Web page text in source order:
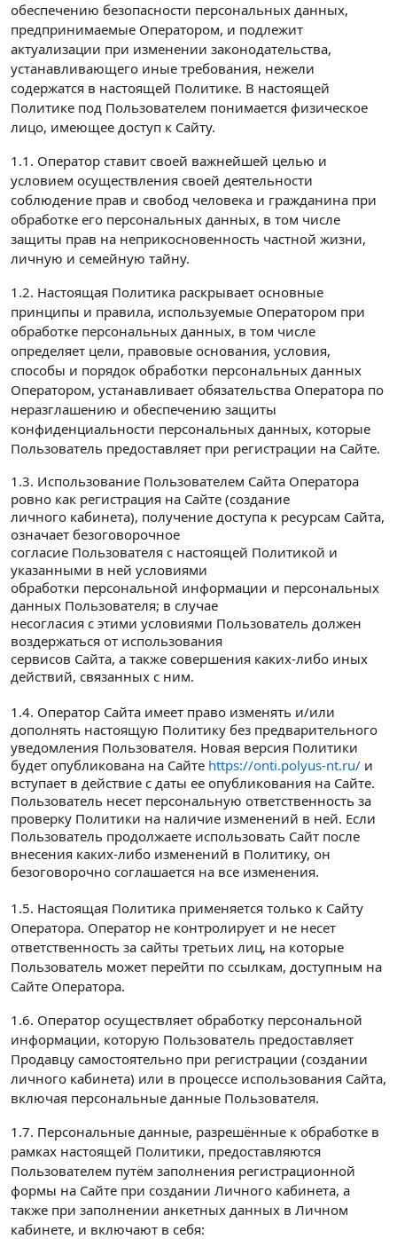
обеспечению безопасности персональных данных,
предпринимаемые Оператором, и подлежит
актуализации при изменении законодательства,
устанавливающего иные требования, нежели
содержатся в настоящей Политике. В настоящей
Политике под Пользователем понимается физическое
лицо, имеющее доступ к Сайту.
1.1. Оператор ставит своей важнейшей целью и
условием осуществления своей деятельности
соблюдение прав и свобод человека и гражданина при
обработке его персональных данных, в том числе
защиты прав на неприкосновенность частной жизни,
личную и семейную тайну.
1.2. Настоящая Политика раскрывает основные
принципы и правила, используемые Оператором при
обработке персональных данных, в том числе
определяет цели, правовые основания, условия,
способы и порядок обработки персональных данных
Оператором, устанавливает обязательства Оператора по
неразглашению и обеспечению защиты
конфиденциальности персональных данных, которые
Пользователь предоставляет при регистрации на Сайте.
1.3. Использование Пользователем Сайта Оператора
ровно как регистрация на Сайте (создание
личного кабинета), получение доступа к ресурсам Сайта,
означает безоговорочное
согласие Пользователя с настоящей Политикой и
указанными в ней условиями
обработки персональной информации и персональных
данных Пользователя; в случае
несогласия с этими условиями Пользователь должен
воздержаться от использования
сервисов Сайта, а также совершения каких-либо иных
действий, связанных с ним.
1.4. Оператор Сайта имеет право изменять и/или
дополнять настоящую Политику без предварительного
уведомления Пользователя. Новая версия Политики
будет опубликована на Сайте https://onti.polyus-nt.ru/ и
вступает в действие с даты ее опубликования на Сайте.
Пользователь несет персональную ответственность за
проверку Политики на наличие изменений в ней. Если
Пользователь продолжаете использовать Сайт после
внесения каких-либо изменений в Политику, он
безоговорочно соглашается на все изменения.
1.5. Настоящая Политика применяется только к Сайту
Оператора. Оператор не контролирует и не несет
ответственность за сайты третьих лиц, на которые
Пользователь может перейти по ссылкам, доступным на
Сайте Оператора.
1.6. Оператор осуществляет обработку персональной
информации, которую Пользователь предоставляет
Продавцу самостоятельно при регистрации (создании
личного кабинета) или в процессе использования Сайта,
включая персональные данные Пользователя.
1.7. Персональные данные, разрешённые к обработке в
рамках настоящей Политики, предоставляются
Пользователем путём заполнения регистрационной
формы на Сайте при создании Личного кабинета, а
также при заполнении анкетных данных в Личном
кабинете, и включают в себя: